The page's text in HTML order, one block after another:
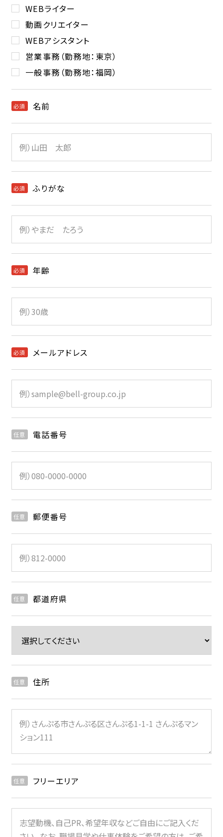
WEBライター
動画クリエイター
WEBアシスタント
営業事務（勤務地：東京）
一般事務（勤務地：福岡）
必須 名前
必須 ふりがな
必須 年齢
必須 メールアドレス
任意 電話番号
任意 郵便番号
任意 都道府県
任意 住所
任意 フリーエリア